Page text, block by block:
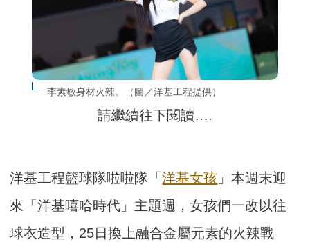
李素敏身材火辣。（圖／洋基工程提供）
請繼續往下閱讀….
洋基工程籃球隊啦啦隊「洋基女孩 」本週末迎
來「洋基嘻哈時代」主題週，女孩們一改以往
球衣造型，25日換上融合金屬元素的火辣戰